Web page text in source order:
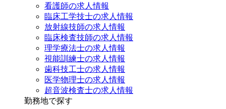
看護師の求人情報
臨床工学技士の求人情報
放射線技師の求人情報
臨床検査技師の求人情報
理学療法士の求人情報
視能訓練士の求人情報
歯科技工士の求人情報
医学物理士の求人情報
超音波検査士の求人情報
勤務地で探す